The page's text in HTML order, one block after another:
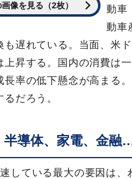
像を見る（2枚）
動車
動車
も遅れている。当面、米
上昇する。国内の消費は
長率の低下懸念が高まる
だろう。
半導体、家電、金
している最大の要因は